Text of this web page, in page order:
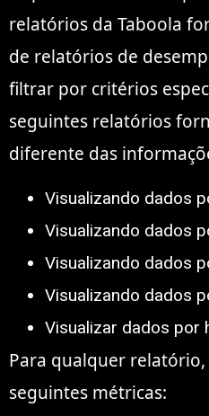
relatórios da Taboola
de relatórios de
filtrar por critérios
seguintes relatórios
diferente das
Visualizando dados
Visualizando dados
Visualizando dados
Visualizando dados
Visualizar dados por
Para qualquer relatório,
seguintes métricas: